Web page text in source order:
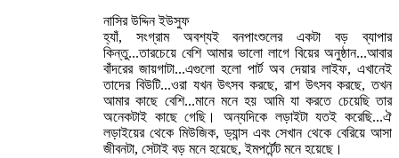
নাসির উদ্দিন ইউসুফ
হ্যাঁ, সংগ্রাম অবশ্যই বনপাংশুলের একটা বড় ব্যাপার
কিন্তু...তারচেয়ে বেশি আমার ভালো লাগে বিয়ের অনুষ্ঠান...আবার
বাঁদরের জায়গাটা...এগুলো হলো পার্ট অব দেয়ার লাইফ, এখানেই
তাদের বিউটি...ওরা যখন উৎসব করছে, রাশ উৎসব করছে, তখন
আমার কাছে বেশি...মানে মনে হয় আমি যা করতে চেয়েছি তার
অনেকটাই কাছে গেছি। অন্যদিকে লড়াইটা যতই করেছি...ঐ
লড়াইয়ের থেকে মিউজিক, ড্যান্স এবং সেখান থেকে বেরিয়ে আসা
জীবনটা, সেটাই বড় মনে হয়েছে, ইমপর্টেন্ট মনে হয়েছে।